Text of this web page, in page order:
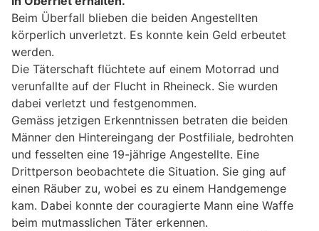
Beim Überfall blieben die beiden Angestellten
körperlich unverletzt. Es konnte kein Geld erbeutet
werden.
Die Täterschaft flüchtete auf einem Motorrad und
verunfallte auf der Flucht in Rheineck. Sie wurden
dabei verletzt und festgenommen.
Gemäss jetzigen Erkenntnissen betraten die beiden
Männer den Hintereingang der Postfiliale, bedrohten
und fesselten eine 19-jährige Angestellte. Eine
Drittperson beobachtete die Situation. Sie ging auf
einen Räuber zu, wobei es zu einem Handgemenge
kam. Dabei konnte der couragierte Mann eine Waffe
beim mutmasslichen Täter erkennen.